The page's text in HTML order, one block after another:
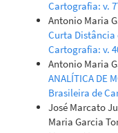
Cartografia: v.
Antonio Maria
Curta Distância
Cartografia: v.
Antonio Maria
ANALÍTICA DE
Brasileira de
José Marcato
Maria Garcia